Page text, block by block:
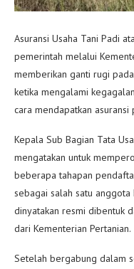
Asuransi Usaha Tani Padi
pemerintah melalui
memberikan ganti rugi
ketika mengalami
cara mendapatkan asuransi
Kepala Sub Bagian Tata
mengatakan untuk
beberapa tahapan
sebagai salah satu
dinyatakan resmi dibentuk
dari Kementerian Pertanian.
Setelah bergabung dalam